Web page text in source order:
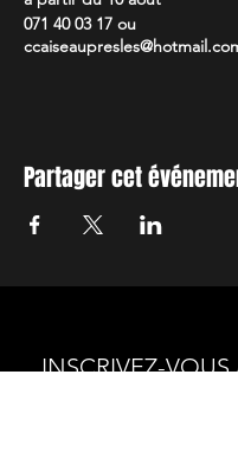
071 40 03 17 ou
Partager cet
INSCRIVEZ-